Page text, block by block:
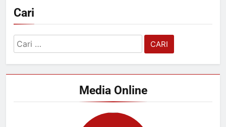
Cari
Cari
untuk:
Media Online